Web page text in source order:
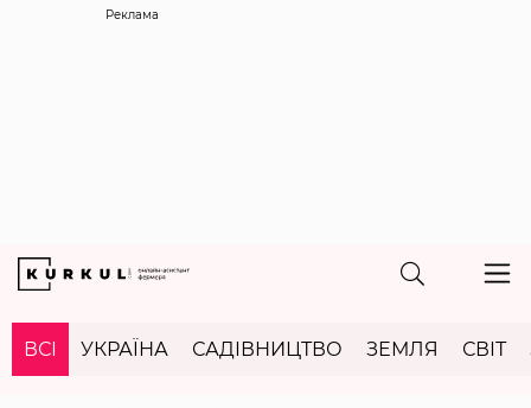
Реклама
ВСІ УКРАЇНА САДІВНИЦТВО ЗЕМЛЯ СВІТ